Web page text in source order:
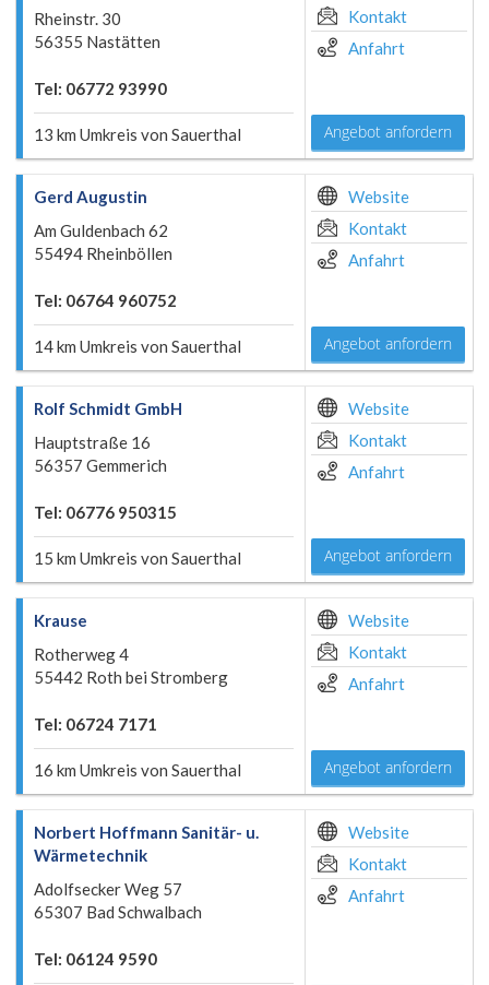
Rheinstr. 30
56355 Nastätten
Tel: 06772 93990
13 km Umkreis von Sauerthal
Kontakt
Anfahrt
Angebot anfordern
Gerd Augustin
Am Guldenbach 62
55494 Rheinböllen
Tel: 06764 960752
14 km Umkreis von Sauerthal
Website
Kontakt
Anfahrt
Angebot anfordern
Rolf Schmidt GmbH
Hauptstraße 16
56357 Gemmerich
Tel: 06776 950315
15 km Umkreis von Sauerthal
Website
Kontakt
Anfahrt
Angebot anfordern
Krause
Rotherweg 4
55442 Roth bei Stromberg
Tel: 06724 7171
16 km Umkreis von Sauerthal
Website
Kontakt
Anfahrt
Angebot anfordern
Norbert Hoffmann Sanitär- u.
Wärmetechnik
Adolfsecker Weg 57
65307 Bad Schwalbach
Tel: 06124 9590
Website
Kontakt
Anfahrt